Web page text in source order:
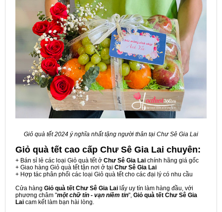
Giỏ quà tết 2024 ý nghĩa nhất tặng người thân tại Chư Sê Gia Lai
Giỏ quà tết cao cấp Chư Sê Gia Lai chuyên:
+ Bán sỉ lẻ các loại Giỏ quà tết ở Chư Sê Gia Lai chính hãng giá gốc
+ Giao hàng Giỏ quà tết tận nơi ở tại Chư Sê Gia Lai
+ Hợp tác phân phối các loại Giỏ quà tết cho các đại lý có nhu cầu
Cửa hàng Giỏ quà tết Chư Sê Gia Lai lấy uy tín làm hàng đầu, với
phương châm "một chữ tín - vạn niềm tin", Giỏ quà tết Chư Sê Gia
Lai cam kết làm bạn hài lòng.